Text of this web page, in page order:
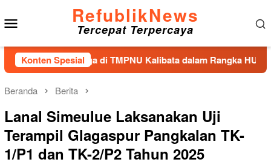
ke
konten
RefublikNews
Tercepat Terpercaya
Konten Spesial
Tabur Bunga di TMPNU Kalibata dalam Rangka HUT Ke-40
Beranda Berita
Lanal Simeulue Laksanakan Uji
Terampil Glagaspur Pangkalan TK-
1/P1 dan TK-2/P2 Tahun 2025